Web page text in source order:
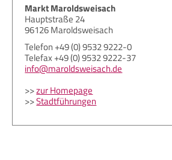
Markt Maroldsweisach
Hauptstraße 24
96126 Maroldsweisach
Telefon +49 (0) 9532 9222-0
Telefax +49 (0) 9532 9222-37
info@maroldsweisach.de
>>zur Homepage
>>Stadtführungen